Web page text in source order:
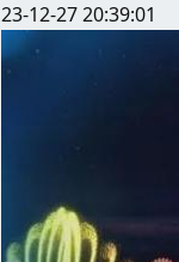
23-12-27 20:39:01